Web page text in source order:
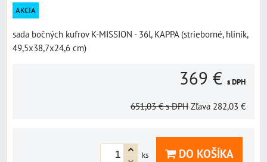
AKCIA
sada bočných kufrov K-MISSION - 36l, KAPPA (strieborné, hliník,
49,5x38,7x24,6 cm)
369 € s DPH
651,03 € s DPH Zľava 282,03 €
ks DO KOŠÍKA